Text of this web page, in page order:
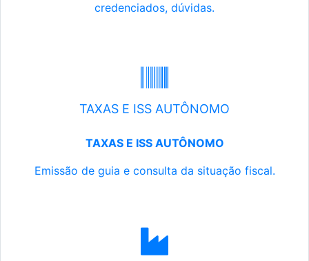
credenciados, dúvidas.
TAXAS E ISS AUTÔNOMO
TAXAS E ISS AUTÔNOMO
Emissão de guia e consulta da situação fiscal.